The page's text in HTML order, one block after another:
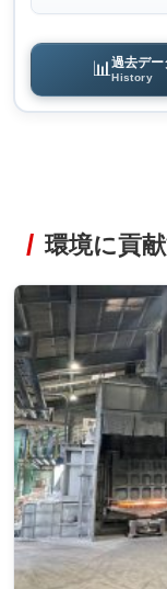
📊過去デー
History
環境に貢